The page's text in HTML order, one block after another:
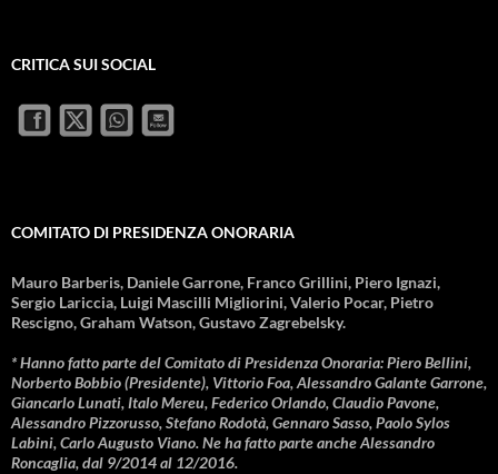
CRITICA SUI SOCIAL
COMITATO DI PRESIDENZA ONORARIA
Mauro Barberis, Daniele Garrone, Franco Grillini, Piero Ignazi,
Sergio Lariccia, Luigi Mascilli Migliorini, Valerio Pocar, Pietro
Rescigno, Graham Watson, Gustavo Zagrebelsky.
* Hanno fatto parte del Comitato di Presidenza Onoraria: Piero Bellini,
Norberto Bobbio (Presidente), Vittorio Foa, Alessandro Galante Garrone,
Giancarlo Lunati, Italo Mereu, Federico Orlando, Claudio Pavone,
Alessandro Pizzorusso, Stefano Rodotà, Gennaro Sasso, Paolo Sylos
Labini, Carlo Augusto Viano. Ne ha fatto parte anche Alessandro
Roncaglia, dal 9/2014 al 12/2016.